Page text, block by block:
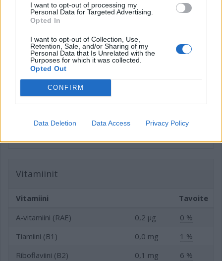
I want to opt-out of processing my
Personal Data for Targeted Advertising.
Opted In
I want to opt-out of Collection, Use,
Retention, Sale, and/or Sharing of my
Personal Data that Is Unrelated with the
Purposes for which it was collected.
Opted Out
CONFIRM
Data Deletion Data Access Privacy Policy
Vitamiinit
Vitamiini
Tavoite
A-vitamiini (RAE)
0,2 µg
0 %
Tiamiini (B1)
0,0 mg
1 %
Riboflaviini (B2)
0,1 mg
6 %